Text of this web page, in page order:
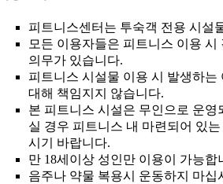
피트니스센터는 투숙객 전용 시설
모든 이용자들은 피트니스 이용 시
의무가 있습니다.
피트니스 시설물 이용 시 발생하는
대해 책임지지 않습니다.
본 피트니스 시설은 무인으로 운영
실 경우 피트니스 내 마련되어 있
시기 바랍니다.
만 18세이상 성인만 이용이 가능합
음주나 약물 복용시 운동하지 마십